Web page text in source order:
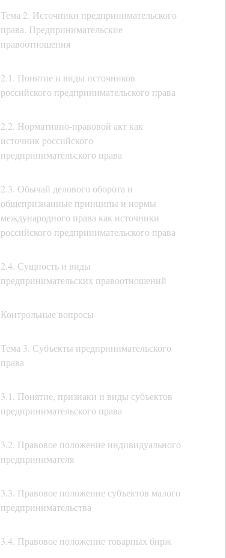
Тема 2. Источники предпринимательского
права. Предпринимательские
правоотношения
2.1. Понятие и виды источников
российского предпринимательского права
2.2. Нормативно-правовой акт как
источник российского
предпринимательского права
2.3. Обычай делового оборота и
общепризнанные принципы и нормы
международного права как источники
российского предпринимательского права
2.4. Сущность и виды
предпринимательских правоотношений
Контрольные вопросы
Тема 3. Субъекты предпринимательского
права
3.1. Понятие, признаки и виды субъектов
предпринимательского права
3.2. Правовое положение индивидуального
предпринимателя
3.3. Правовое положение субъектов малого
предпринимательства
3.4. Правовое положение товарных бирж